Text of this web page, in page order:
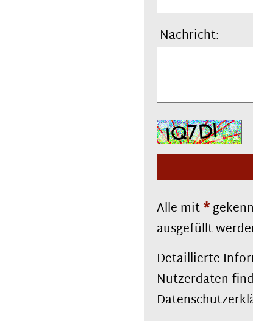
Nachricht:
Alle mit*
ausgefüllt
Detaillierte
Nutzerdaten